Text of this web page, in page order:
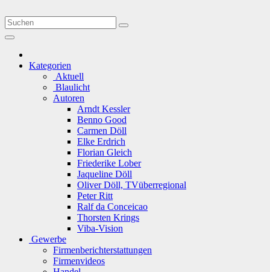
Kategorien
Aktuell
Blaulicht
Autoren
Arndt Kessler
Benno Good
Carmen Döll
Elke Erdrich
Florian Gleich
Friederike Lober
Jaqueline Döll
Oliver Döll, TVüberregional
Peter Ritt
Ralf da Conceicao
Thorsten Krings
Viba-Vision
Gewerbe
Firmenberichterstattungen
Firmenvideos